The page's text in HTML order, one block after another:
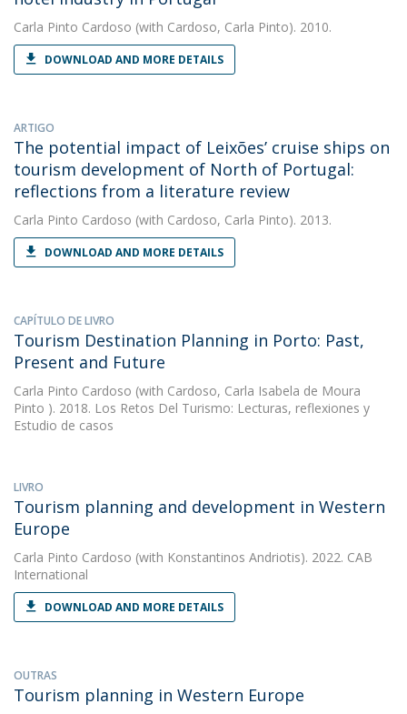
Carla Pinto Cardoso (with Cardoso, Carla Pinto). 2010.
DOWNLOAD AND MORE DETAILS
ARTIGO
The potential impact of Leixões’ cruise ships on
tourism development of North of Portugal:
reflections from a literature review
Carla Pinto Cardoso (with Cardoso, Carla Pinto). 2013.
DOWNLOAD AND MORE DETAILS
CAPÍTULO DE LIVRO
Tourism Destination Planning in Porto: Past,
Present and Future
Carla Pinto Cardoso (with Cardoso, Carla Isabela de Moura
Pinto ). 2018. Los Retos Del Turismo: Lecturas, reflexiones y
Estudio de casos
LIVRO
Tourism planning and development in Western
Europe
Carla Pinto Cardoso (with Konstantinos Andriotis). 2022. CAB
International
DOWNLOAD AND MORE DETAILS
OUTRAS
Tourism planning in Western Europe